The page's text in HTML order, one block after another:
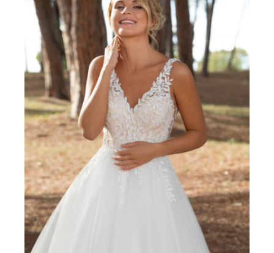
SUR MESURE
Robes Ephémères
Une robe neuve, à prix tout doux.
Modèles d'anciennes collections récentes,
modèles d'expositions et prototypes entre -30%
et -50% du prix boutique : retrouvez les robes de
vos créatrices préférées, à l'achat et parfois
même à la location !